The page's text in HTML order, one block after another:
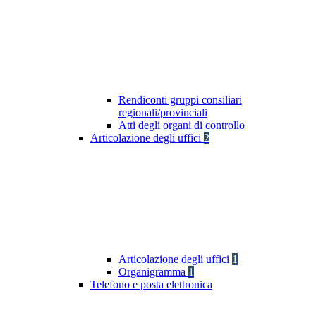
Rendiconti gruppi consiliari
regionali/provinciali
Atti degli organi di controllo
Articolazione degli uffici 2
Articolazione degli uffici 1
Organigramma 1
Telefono e posta elettronica